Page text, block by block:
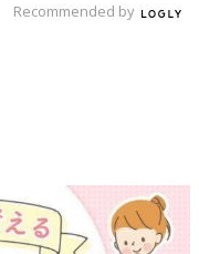
Recommended by